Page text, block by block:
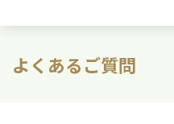
よくあるご質問